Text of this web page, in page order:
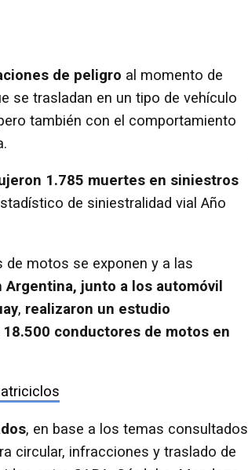
de peligro al momento de
se trasladan en un tipo de vehículo
también con el comportamiento
1.785 muertes en siniestros
de siniestralidad vial Año
motos se exponen y a las
Argentina, junto a los automóvil
, realizaron un estudio
conductores de motos en
, en base a los temas consultados
circular, infracciones y traslado de